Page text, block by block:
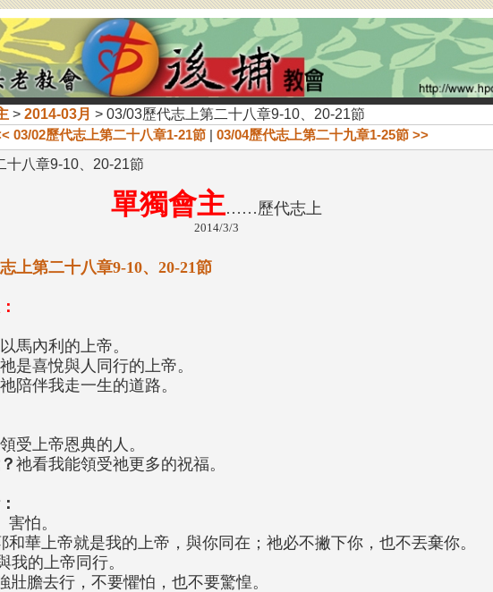
> 2014-03月 > 03/03歷代志上第二十八章9-10、20-21節
03/02歷代志上第二十八章1-21節 | 03/04歷代志上第二十九章1-25節 >>
十八章9-10、20-21節
單獨會主……歷代志上
2014/3/3
上第二十八章9-10、20-21節
馬內利的上帝。
祂是喜悅與人同行的上帝。
祂陪伴我走一生的道路。
受上帝恩典的人。
祂看我能領受祂更多的祝福。
怕。
和華上帝就是我的上帝，與你同在；祂必不撇下你，也不丟棄你。
我的上帝同行。
壯膽去行，不要懼怕，也不要驚惶。